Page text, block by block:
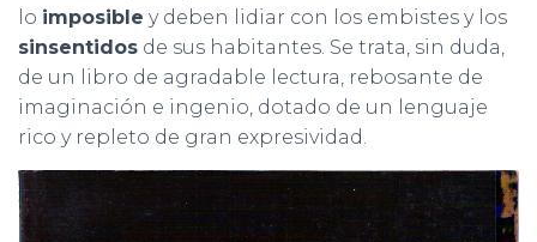
lo imposible y deben lidiar con los embistes y los
sinsentidos de sus habitantes. Se trata, sin duda,
de un libro de agradable lectura, rebosante de
imaginación e ingenio, dotado de un lenguaje
rico y repleto de gran expresividad.